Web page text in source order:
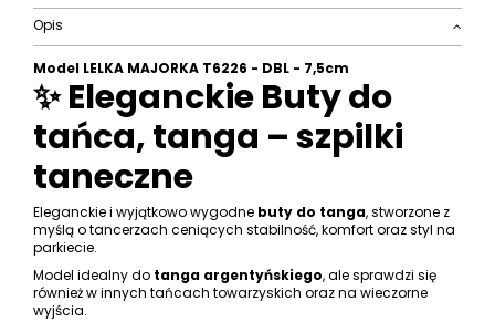
Opis
Model LELKA MAJORKA T6226 - DBL - 7,5cm
✨ Eleganckie Buty do
tańca, tanga – szpilki
taneczne
Eleganckie i wyjątkowo wygodne buty do tanga, stworzone z
myślą o tancerzach ceniących stabilność, komfort oraz styl na
parkiecie.
Model idealny do tanga argentyńskiego, ale sprawdzi się
również w innych tańcach towarzyskich oraz na wieczorne
wyjścia.